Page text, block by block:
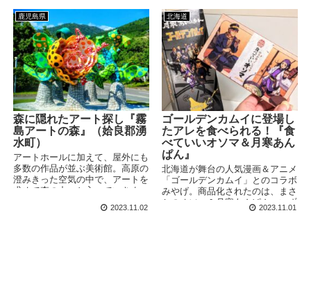
鹿児島県
森に隠れたアート探し『霧
島アートの森』（姶良郡湧
水町）
アートホールに加えて、屋外にも
多数の作品が並ぶ美術館。高原の
澄みきった空気の中で、アートを
求めて森の中へと入っていきま
2023.11.02
北海道
ゴールデンカムイに登場し
たアレを食べられる！『食
べていいオソマ＆月寒あん
ぱん』
北海道が舞台の人気漫画＆アニメ
「ゴールデンカムイ」とのコラボ
みやげ。商品化されたのは、まさ
かのオソマ＆月寒あんぱん。いず
れも劇中ではかなり重要なメニュ
2023.11.01